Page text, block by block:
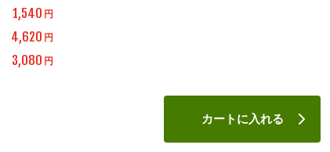
1,540 円
4,620 円
3,080 円
カートに入れる